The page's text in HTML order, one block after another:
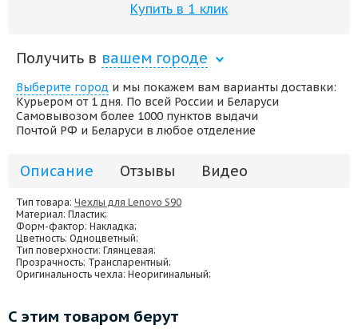
Купить в 1 клик
Получить в вашем городе
Выберите город и мы покажем вам варианты доставки:
Курьером от 1 дня. По всей России и Беларуси
Самовывозом более 1000 пунктов выдачи
Почтой РФ и Беларуси в любое отделение
Описание Отзывы Видео
Тип товара: Чехлы для Lenovo S90
Материал: Пластик;
Форм-фактор: Накладка;
Цветность: Одноцветный;
Тип поверхности: Глянцевая;
Прозрачность: Транспарентный;
Оригинальность чехла: Неоригинальный;
С этим товаром берут